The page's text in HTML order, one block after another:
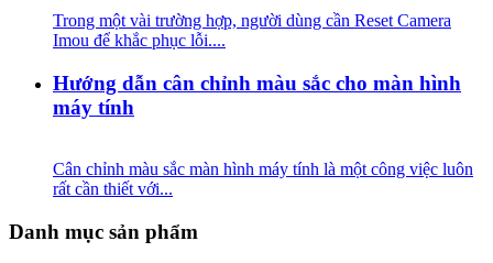
Trong một vài trường hợp, người dùng cần Reset Camera
Imou để khắc phục lỗi....
Hướng dẫn cân chỉnh màu sắc cho màn hình
máy tính
Cân chỉnh màu sắc màn hình máy tính là một công việc luôn
rất cần thiết với...
Danh mục sản phẩm